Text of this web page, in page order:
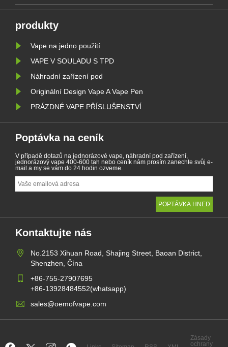
cigaret je od 1. ledna zakázán v
Belgii na základě zdraví a životního
produkty
Vape na jedno použití
VAPE V SOULADU S TPD
Náhradní zařízení pod
Originální Design Vape A Vape Pen
PRÁZDNÉ VAPE PŘÍSLUŠENSTVÍ
Poptávka na ceník
V případě dotazů na jednorázové vape, náhradní pod zařízení,
jednorázový vape 400-600 tah nebo ceník nám prosím zanechte svůj e-
mail a my se vám do 24 hodin ozveme.
Kontaktujte nás
No.2153 Xihuan Road, Shajing Street, Baoan District,
Shenzhen, Čína
+86-755-27907695
+86-13928484552(whatsapp)
sales@oemofvape.com
Zásady
ochrany